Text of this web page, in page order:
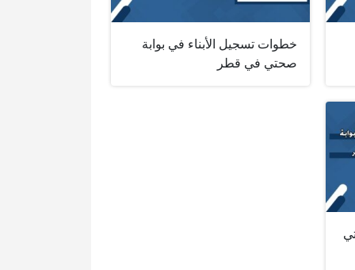
خطوات تسجيل الأبناء في بوابة
صحتي في قطر